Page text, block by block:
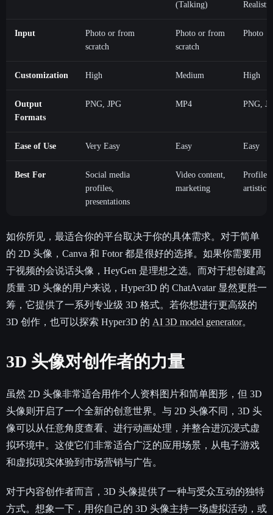
(Talking)
Realistic
Input
Photo or from
scratch
Photo or from
scratch
Photo
Customization High Medium High
Output
Formats
PNG, JPG MP4 PNG,
Ease of Use Very Easy Easy Easy
Best For
Social media
profiles,
presentations
Video content,
marketing
Profile
artistic
如你所见，最适合你的平台取决于你的具体需求。对于简单
的 2D 头像，Canva 和 Fotor 都是很好的选择。如果你需要用
于视频的会说话头像，HeyGen 是理想之选。而对于想创建高
质量 3D 头像的用户来说，Hyper3D 的 ChatAvatar 显然更胜一
筹，它提供了一系列专业级 3D 格式。若你想进行更高级的
3D 创作，也可以探索 Hyper3D 的 AI 3D model generator。
3D 头像对创作者的力量
虽然 2D 头像非常适合用作个人资料图片和简单图形，但 3D
头像则开启了一个全新的创意世界。与 2D 头像不同，3D 头
像可以从任意角度查看、进行动画处理，并整合进沉浸式虚
拟环境中。这使它们非常适合广泛的应用场景，从电子游戏
和虚拟现实体验到市场营销与广告。
对于内容创作者而言，3D 头像提供了一种与受众互动的独特
方式。想象一下，用你自己的 3D 头像主持一场虚拟活动，或